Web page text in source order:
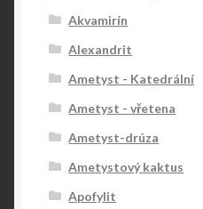
Akvamirín
Alexandrit
Ametyst - Katedrální
Ametyst - vřetena
Ametyst-drúza
Ametystový kaktus
Apofylit